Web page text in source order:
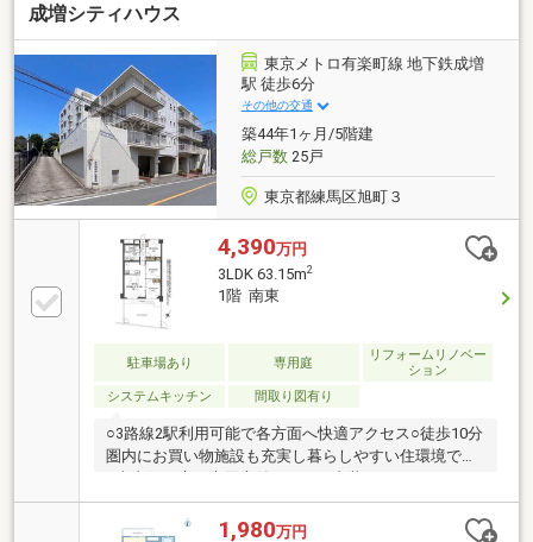
（TOTO製）新規交換◇ユニットバス（積水製）新規
交換◇給湯器・ディスポーザー新規交換◇天井・壁ク
ロス新規張替◇水回り床新規張替、建具交換◇防水パ
ン交換◇ハウスクリーニング 等
成増シティハウス
東京メトロ有楽町線 地下鉄成増
駅 徒歩6分
その他の交通
築44年1ヶ月/5階建
総戸数25戸
東京都練馬区旭町３
4,390万円
3LDK 63.15m2
1階 南東
駐車場あり 専用庭
リフォームリノベー
ション
システムキッチン
間取り図有り
○3路線2駅利用可能で各方面へ快適アクセス○徒歩10分
圏内にお買い物施設も充実し暮らしやすい住環境です
で設備一新 綺麗なお部屋で新生活をスタートできま
す！○ご内覧予約受付中です。 お気軽にお問い合わ
1,980万円